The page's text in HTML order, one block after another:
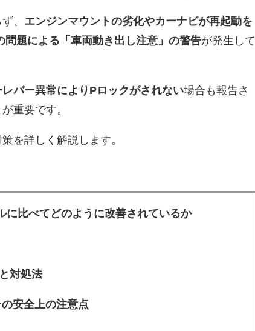
、 エンジンマウントの劣化やカーナビが再起動を
題による「車両動き出し注意」の警告が発生して
バー異常によりPロックがされない場合も報告さ
重要です。
を詳しく解説します。
に比べてどのように改善されているか
対処法
安全上の注意点